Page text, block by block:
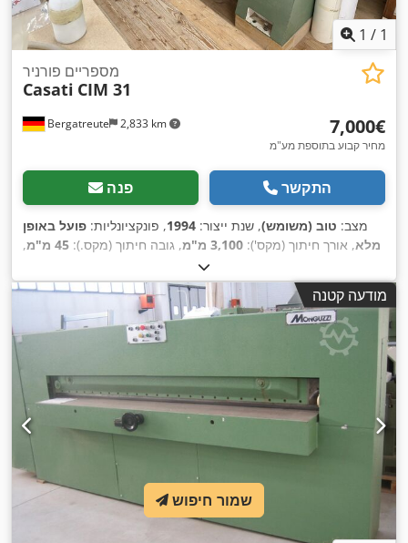
1 / 1
Bergatreute 2,833 km
מספריים פורניר
Casati CIM 31
‏7,000 ‏€
מחיר קבוע בתוספת מע"מ
פנה התקשר
מצב: טוב (משומש), שנת ייצור: 1994, פונקציונליות: פועל באופן
מלא, אורך חיתוך (מקס'): 3,100 מ"מ , גובה חיתוך (מקס.): 45 מ"מ
,
מודעה קטנה
שמור חיפוש